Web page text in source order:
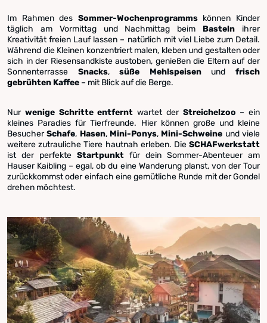
Im Rahmen des Sommer-Wochenprogramms können Kinder
täglich am Vormittag und Nachmittag beim Basteln ihrer
Kreativität freien Lauf lassen – natürlich mit viel Liebe zum Detail.
Während die Kleinen konzentriert malen, kleben und gestalten oder
sich in der Riesensandkiste austoben, genießen die Eltern auf der
Sonnenterrasse Snacks,süße Mehlspeisenundfrisch
gebrühten Kaffee – mit Blick auf die Berge.
Nur wenige Schritte entfernt wartet der Streichelzoo – ein
kleines Paradies für Tierfreunde. Hier können große und kleine
BesucherSchafe, Hasen, Mini-Ponys, Mini-Schweine und viele
weitere zutrauliche Tiere hautnah erleben. Die SCHAFwerkstatt
ist der perfekte Startpunkt für dein Sommer-Abenteuer am
Hauser Kaibling – egal, ob du eine Wanderung planst, von der Tour
zurückkommst oder einfach eine gemütliche Runde mit der Gondel
drehen möchtest.